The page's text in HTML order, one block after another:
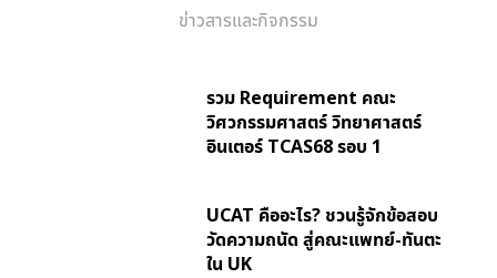
ข่าวสารและกิจกรรม
รวม Requirement คณะ
วิศวกรรมศาสตร์ วิทยาศาสตร์
อินเตอร์ TCAS68 รอบ 1
UCAT คืออะไร? ชวนรู้จักข้อสอบ
วัดความถนัด สู่คณะแพทย์-ทันตะ
ใน UK